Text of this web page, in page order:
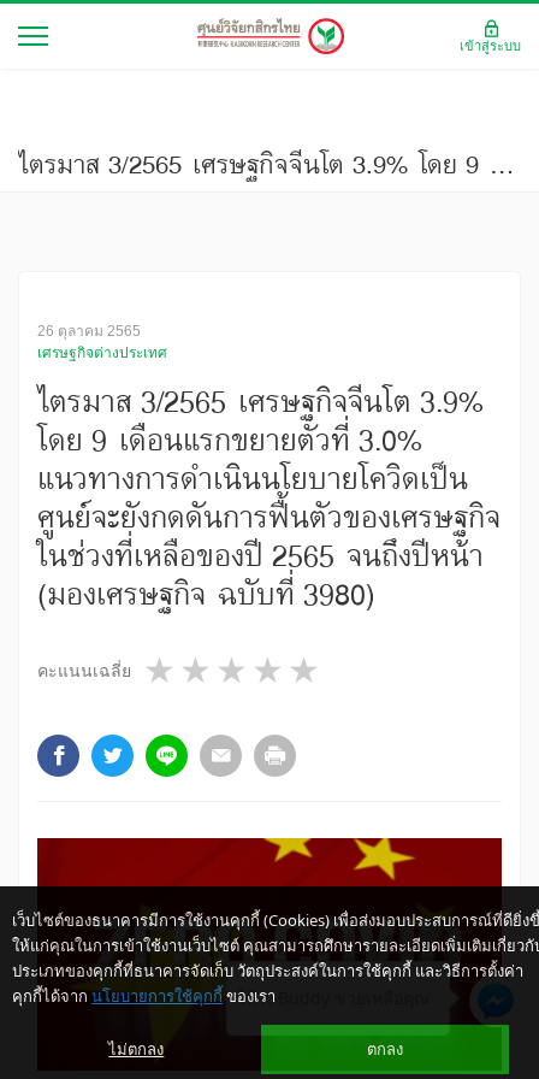
ไตรมาส 3/2565 เศรษฐกิจจีนโต 3.9% โดย 9 เดือนแรกขยายตัวที่ 3.0% แนวทางการดำเนินนโยบายโควิดเป็นศูนย์จะยังกดดันการฟื้นตัวของเศรษฐกิจในช่วงที่เหลือของปี 2565 จนถึงปีหน้า (มองเศรษฐกิจ ฉบับที่ 3980)
26 ตุลาคม 2565
เศรษฐกิจต่างประเทศ
ไตรมาส 3/2565 เศรษฐกิจจีนโต 3.9%
โดย 9 เดือนแรกขยายตัวที่ 3.0%
แนวทางการดำเนินนโยบายโควิดเป็น
ศูนย์จะยังกดดันการฟื้นตัวของเศรษฐกิจ
ในช่วงที่เหลือของปี 2565 จนถึงปีหน้า
(มองเศรษฐกิจ ฉบับที่ 3980)
คะแนนเฉลี่ย 4 stars
3 stars
2 stars
1 star
เว็บไซต์ของธนาคารมีการใช้งานคุกกี้ (Cookies) เพื่อส่งมอบประสบการณ์ที่ดียิ่ง
ให้แก่คุณในการเข้าใช้งานเว็บไซต์ คุณสามารถศึกษารายละเอียดเพิ่มเติมเกี่ยวกั
ประเภทของคุกกี้ที่ธนาคารจัดเก็บ วัตถุประสงค์ในการใช้คุกกี้ และวิธีการตั้งค่า
คุกกี้ได้จาก นโยบายการใช้คุกกี้ ของเรา
ไม่ตกลง ตกลง
เข้าสู่ระบบ
ให้ K-Buddy ช่วยเหลือคุณ